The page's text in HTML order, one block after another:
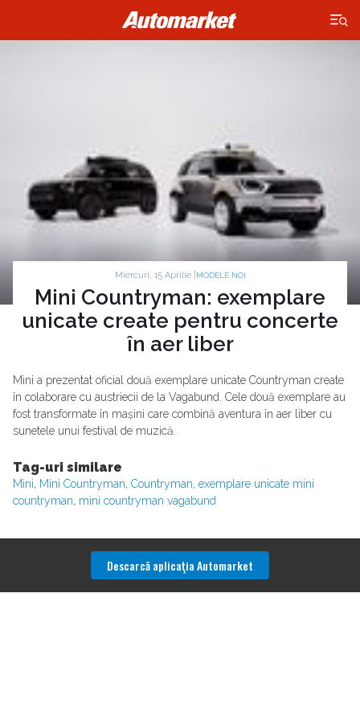
×
Miercuri, 15 Aprilie | MODELE NOI
Mini Countryman: exemplare
unicate create pentru concerte
în aer liber
Mini a prezentat oficial două exemplare unicate Countryman create
în colaborare cu austriecii de la Vagabund. Cele două exemplare au
fost transformate în mașini care combină aventura în aer liber cu
sunetele unui festival de muzică.
Tag-uri similare
Mini, Mini Countryman, Countryman, exemplare unicate mini
countryman, mini countryman vagabund
Descarcă aplicaţia Automarket